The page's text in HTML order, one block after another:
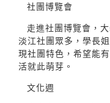
社團博覽會
走進社團博覽會，
淡江社團眾多，學長
現社團特色，希望能
活就此萌芽。
文化週